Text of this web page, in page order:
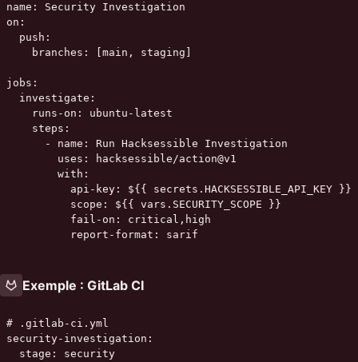
name: Security Investigation
on:
  push:
    branches: [main, staging]
jobs:
  investigate:
    runs-on: ubuntu-latest
    steps:
      - name: Run Hacksessible Investigation
        uses: hacksessible/action@v1
        with:
          api-key: ${{ secrets.HACKSESSIBLE_API_KEY }}
          scope: ${{ vars.SECURITY_SCOPE }}
          fail-on: critical,high
          report-format: sarif
Exemple : GitLab CI
# .gitlab-ci.yml
security-investigation:
  stage: security